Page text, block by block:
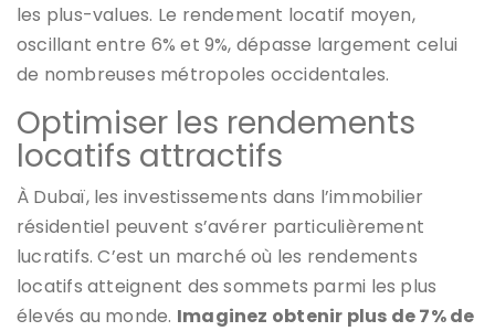
les plus-values. Le rendement locatif moyen,
oscillant entre 6% et 9%, dépasse largement celui
de nombreuses métropoles occidentales.
Optimiser les rendements
locatifs attractifs
À Dubaï, les investissements dans l’immobilier
résidentiel peuvent s’avérer particulièrement
lucratifs. C’est un marché où les rendements
locatifs atteignent des sommets parmi les plus
élevés au monde. Imaginez obtenir plus de 7% de